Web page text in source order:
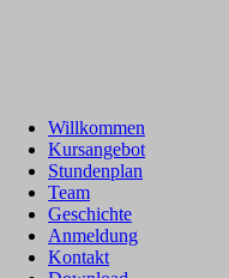
Willkommen
Kursangebot
Stundenplan
Team
Geschichte
Anmeldung
Kontakt